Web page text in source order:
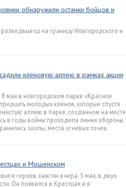
обнаружили останки бойцов и
на границу Новгородского и
кленовую аллею в рамках акции
мая в новгородском парке «Красное
молодых клёнов, которые спустя
аллею в парке, созданном на месте
в годы войны проходила линия обороны
окопы, места огневых точек.
и Мошенском
героев зажгли вчера, 5 мая, в двух
Он появился в Крестцах и в